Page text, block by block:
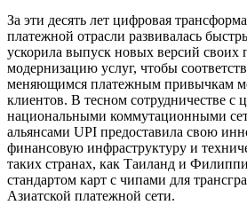
За эти десять лет цифровая
платежной отрасли развивалась
ускорила выпуск новых версий своих
модернизацию услуг, чтобы
меняющимся платежным привычкам
клиентов. В тесном сотрудничестве с
национальными коммутационными
альянсами UPI предоставила свою
финансовую инфраструктуру и
таких странах, как Таиланд и
стандартом карт с чипами для
Азиатской платежной сети.